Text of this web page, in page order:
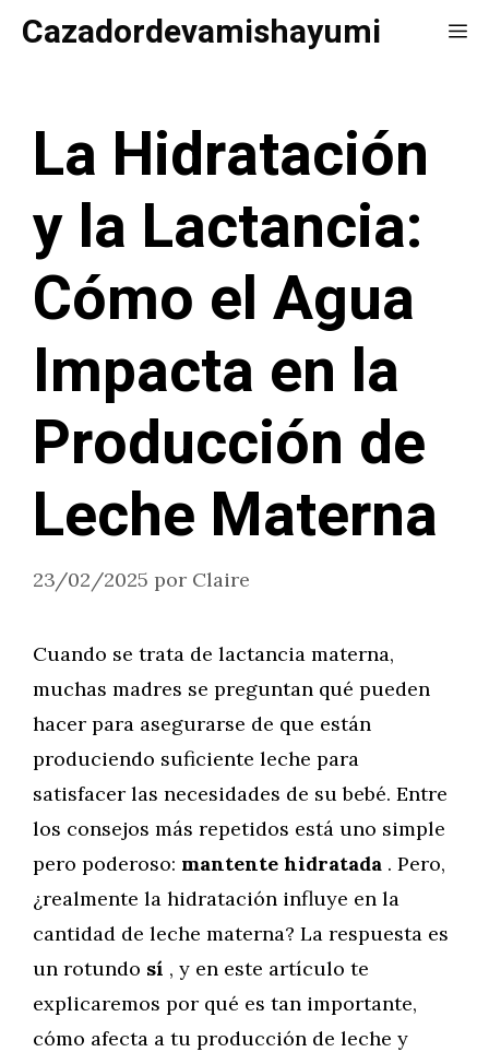
SaltarCazadordevamishayumi
La Hidratación
y la Lactancia:
Cómo el Agua
Impacta en la
Producción de
Leche Materna
23/02/2025 por Claire
Cuando se trata de lactancia materna,
muchas madres se preguntan qué pueden
hacer para asegurarse de que están
produciendo suficiente leche para
satisfacer las necesidades de su bebé. Entre
los consejos más repetidos está uno simple
pero poderoso: mantente hidratada . Pero,
¿realmente la hidratación influye en la
cantidad de leche materna? La respuesta es
un rotundo sí , y en este artículo te
explicaremos por qué es tan importante,
cómo afecta a tu producción de leche y